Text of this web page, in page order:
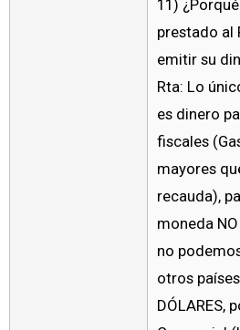
11)
prestado al
emitir su
Rta: Lo
es dinero
fiscales
mayores
recauda),
moneda
no
otros países
DÓLARES,